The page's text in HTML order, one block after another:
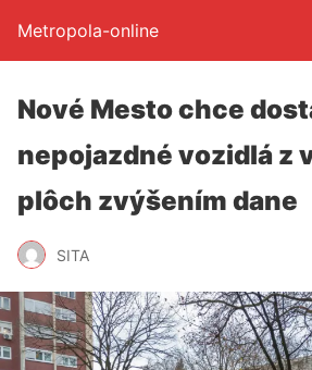
Metropola-online
Nové Mesto chce
nepojazdné vozidlá z
plôch zvýšením dane
SITA